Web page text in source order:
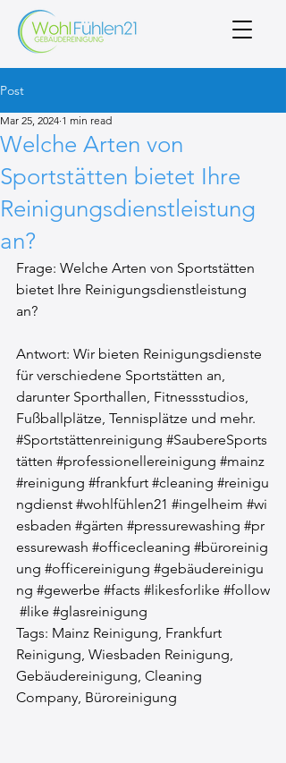
Post
Welche Arten von
Sportstätten bietet Ihre
Reinigungsdienstleistung
an?
Mar 25, 2024 1 min read
Frage: Welche Arten von Sportstätten
bietet Ihre Reinigungsdienstleistung
an?
Antwort: Wir bieten Reinigungsdienste
für verschiedene Sportstätten an,
darunter Sporthallen, Fitnessstudios,
Fußballplätze, Tennisplätze und mehr.
#Sportstättenreinigung #SaubereSports
tätten #professionellereinigung #mainz
#reinigung #frankfurt #cleaning #reinigu
ngdienst #wohlfühlen21 #ingelheim #wi
esbaden #gärten #pressurewashing #pr
essurewash #officecleaning #büroreinig
ung #officereinigung #gebäudereinigu
ng #gewerbe #facts #likesforlike #follow
#like #glasreinigung
Tags: Mainz Reinigung, Frankfurt
Reinigung, Wiesbaden Reinigung,
Gebäudereinigung, Cleaning
Company, Büroreinigung